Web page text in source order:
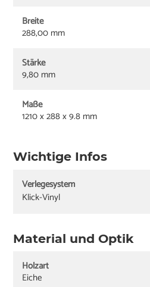
Breite
288,00 mm
Stärke
9,80 mm
Maße
1210 x 288 x 9.8 mm
Wichtige Infos
Verlegesystem
Klick-Vinyl
Material und Optik
Holzart
Eiche